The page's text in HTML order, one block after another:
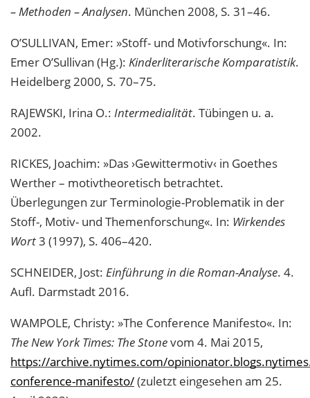
– Methoden – Analysen. München 2008, S. 31–46.
O’SULLIVAN, Emer: »Stoff- und Motivforschung«. In:
Emer O’Sullivan (Hg.): Kinderliterarische Komparatistik.
Heidelberg 2000, S. 70–75.
RAJEWSKI, Irina O.: Intermedialität. Tübingen u. a.
2002.
RICKES, Joachim: »Das ›Gewittermotiv‹ in Goethes
Werther – motivtheoretisch betrachtet.
Überlegungen zur Terminologie-Problematik in der
Stoff-, Motiv- und Themenforschung«. In: Wirkendes
Wort3 (1997), S. 406–420.
SCHNEIDER, Jost: Einführung in die Roman-Analyse. 4.
Aufl. Darmstadt 2016.
WAMPOLE, Christy: »The Conference Manifesto«. In:
The New York Times: The Stonevom 4. Mai 2015,
https://archive.nytimes.com/
conference-manifesto/(zuletzt eingesehen am 25.